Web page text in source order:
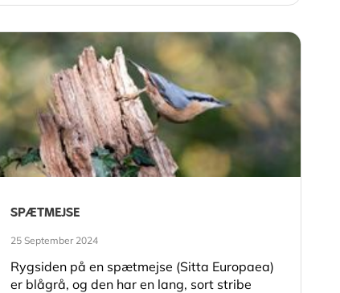
SPÆTMEJSE
25 September 2024
Rygsiden på en spætmejse (Sitta Europaea)
er blågrå, og den har en lang, sort stribe